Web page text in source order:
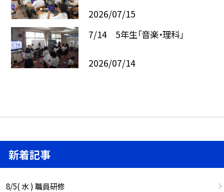
2026/07/15
7/14 5年生「音楽・理科」
2026/07/14
新着記事
8/5( 水 ) 職員研修